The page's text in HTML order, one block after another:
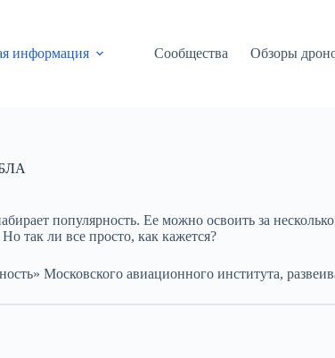
информация Сообщества Обзоры
популярность. Ее можно освоить за
так ли все просто, как кажется?
Московского авиационного института,